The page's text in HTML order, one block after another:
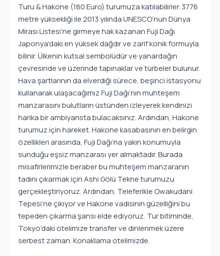
Turu & Hakone (180 Euro) turumuza katılabilirler. 3776
metre yüksekliği ile 2013 yılında UNESCO’nun Dünya
Mirası Listesi’ne girmeye hak kazanan Fuji Dağı
Japonya'daki en yüksek dağdır ve zarif konik formuyla
bilinir. Ülkenin kutsal sembolüdür ve yanardağın
çevresinde ve üzerinde tapınaklar ve türbeler bulunur.
Hava şartlarının da elverdiği sürece, beşinci istasyonu
kullanarak ulaşacağımız Fuji Dağı’nın muhteşem
manzarasını bulutların üstünden izleyerek kendinizi
harika bir ambiyansta bulacaksınız. Ardından, Hakone
turumuz için hareket. Hakone kasabasının en belirgin
özellikleri arasında, Fuji Dağı’na yakın konumuyla
sunduğu eşsiz manzarası yer almaktadır. Burada
misafirlerimizle beraber bu muhteşem manzaranın
tadını çıkarmak için Ashi Gölü Tekne turumuzu
gerçekleştiriyoruz. Ardından, Teleferikle Owakudani
Tepesi’ne çıkıyor ve Hakone vadisinin güzelliğini bu
tepeden çıkarma şansı elde ediyoruz. Tur bitiminde,
Tokyo’daki otelimize transfer ve dinlenmek üzere
serbest zaman. Konaklama otelimizde.